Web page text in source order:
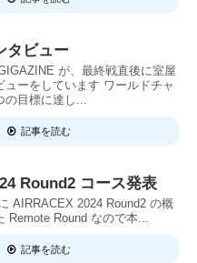
タビュー
が、最終戦直後に室屋
ューをしています ワールドチャ
の目標に達し...
記事を読む
Round2 コース発表
AIRRACEX 2024 Round2 の概
Remote Round なので本...
記事を読む